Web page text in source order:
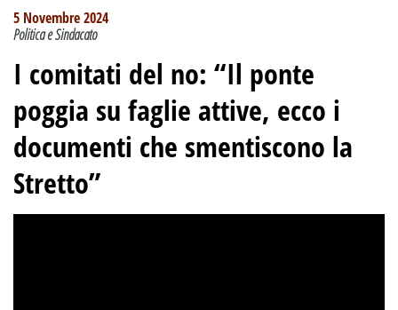
5 Novembre 2024
Politica e Sindacato
I comitati del no: “Il ponte
poggia su faglie attive, ecco i
documenti che smentiscono la
Stretto”